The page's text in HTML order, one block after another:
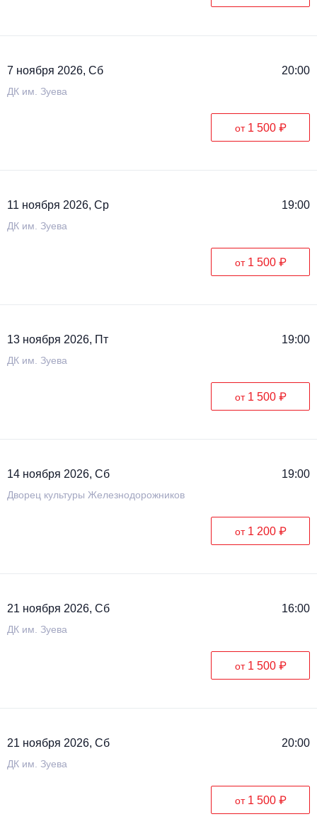
7 ноября 2026, Сб 20:00
ДК им. Зуева
от 1 500 ₽
11 ноября 2026, Ср 19:00
ДК им. Зуева
от 1 500 ₽
13 ноября 2026, Пт 19:00
ДК им. Зуева
от 1 500 ₽
14 ноября 2026, Сб 19:00
Дворец культуры Железнодорожников
от 1 200 ₽
21 ноября 2026, Сб 16:00
ДК им. Зуева
от 1 500 ₽
21 ноября 2026, Сб 20:00
ДК им. Зуева
от 1 500 ₽